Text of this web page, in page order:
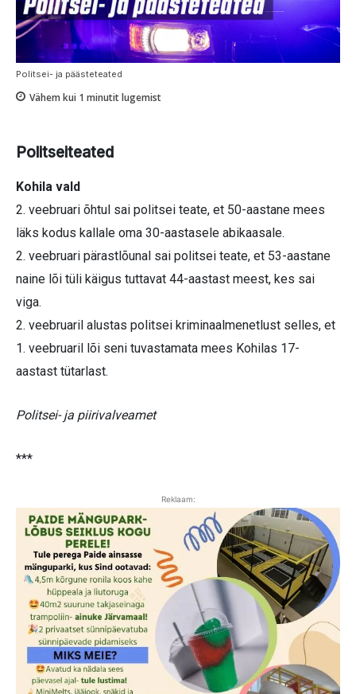
Politsei- ja päästeteated
Vähem kui 1 minutit lugemist
Politseiteated
Kohila vald
2. veebruari õhtul sai politsei teate, et 50-aastane mees
läks kodus kallale oma 30-aastasele abikaasale.
2. veebruari pärastlõunal sai politsei teate, et 53-aastane
naine lõi tüli käigus tuttavat 44-aastast meest, kes sai
viga.
2. veebruaril alustas politsei kriminaalmenetlust selles, et
1. veebruaril lõi seni tuvastamata mees Kohilas 17-
aastast tütarlast.
Politsei- ja piirivalveamet
***
Reklaam: